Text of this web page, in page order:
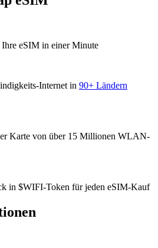
eSIM in einer Minute
Internet in 90+ Ländern
Karte von über 15 Millionen WLAN-
in $WIFI-Token für jeden eSIM-Kauf